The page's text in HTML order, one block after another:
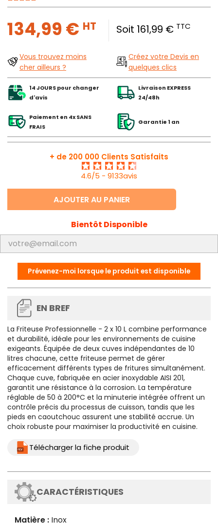
134,99 € HT Soit 161,99 € TTC
Vous trouvez moins
cher ailleurs ?
Créez votre Devis en
quelques clics
14 JOURS pour changer
d'avis
Livraison EXPRESS
24/48h
Paiement en 4x SANS
FRAIS
Garantie 1 an
+ de 200 000 Clients Satisfaits
4.6/5 - 9133avis
AJOUTER AU PANIER
Bientôt Disponible
Prévenez-moi lorsque le produit est disponible
EN BREF
La Friteuse Professionnelle - 2 x 10 L combine performance
et durabilité, idéale pour les environnements de cuisine
exigeants. Équipée de deux cuves indépendantes de 10
litres chacune, cette friteuse permet de gérer
efficacement différents types de fritures simultanément.
Chaque cuve, fabriquée en acier inoxydable AISI 201,
garantit une résistance à la corrosion. La température
réglable de 50 à 200°C et la minuterie intégrée offrent un
contrôle précis du processus de cuisson, tandis que les
pieds en caoutchouc assurent une stabilité accrue. Un
choix robuste pour maximiser la productivité en cuisine.
Télécharger la fiche produit
CARACTÉRISTIQUES
Matière : Inox